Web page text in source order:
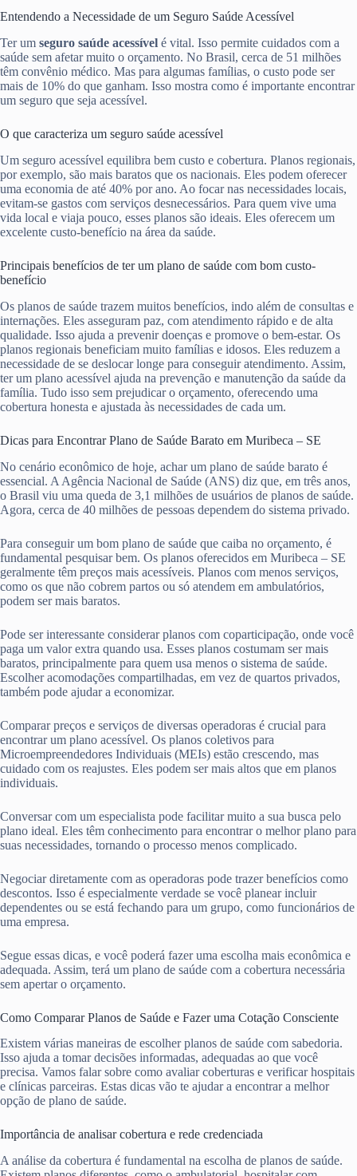
Entendendo a Necessidade de um Seguro Saúde Acessível
Ter um seguro saúde acessível é vital. Isso permite cuidados com a
saúde sem afetar muito o orçamento. No Brasil, cerca de 51 milhões
têm convênio médico. Mas para algumas famílias, o custo pode ser
mais de 10% do que ganham. Isso mostra como é importante encontrar
um seguro que seja acessível.
O que caracteriza um seguro saúde acessível
Um seguro acessível equilibra bem custo e cobertura. Planos regionais,
por exemplo, são mais baratos que os nacionais. Eles podem oferecer
uma economia de até 40% por ano. Ao focar nas necessidades locais,
evitam-se gastos com serviços desnecessários. Para quem vive uma
vida local e viaja pouco, esses planos são ideais. Eles oferecem um
excelente custo-benefício na área da saúde.
Principais benefícios de ter um plano de saúde com bom custo-
benefício
Os planos de saúde trazem muitos benefícios, indo além de consultas e
internações. Eles asseguram paz, com atendimento rápido e de alta
qualidade. Isso ajuda a prevenir doenças e promove o bem-estar. Os
planos regionais beneficiam muito famílias e idosos. Eles reduzem a
necessidade de se deslocar longe para conseguir atendimento. Assim,
ter um plano acessível ajuda na prevenção e manutenção da saúde da
família. Tudo isso sem prejudicar o orçamento, oferecendo uma
cobertura honesta e ajustada às necessidades de cada um.
Dicas para Encontrar Plano de Saúde Barato em Muribeca – SE
No cenário econômico de hoje, achar um plano de saúde barato é
essencial. A Agência Nacional de Saúde (ANS) diz que, em três anos,
o Brasil viu uma queda de 3,1 milhões de usuários de planos de saúde.
Agora, cerca de 40 milhões de pessoas dependem do sistema privado.
Para conseguir um bom plano de saúde que caiba no orçamento, é
fundamental pesquisar bem. Os planos oferecidos em Muribeca – SE
geralmente têm preços mais acessíveis. Planos com menos serviços,
como os que não cobrem partos ou só atendem em ambulatórios,
podem ser mais baratos.
Pode ser interessante considerar planos com coparticipação, onde você
paga um valor extra quando usa. Esses planos costumam ser mais
baratos, principalmente para quem usa menos o sistema de saúde.
Escolher acomodações compartilhadas, em vez de quartos privados,
também pode ajudar a economizar.
Comparar preços e serviços de diversas operadoras é crucial para
encontrar um plano acessível. Os planos coletivos para
Microempreendedores Individuais (MEIs) estão crescendo, mas
cuidado com os reajustes. Eles podem ser mais altos que em planos
individuais.
Conversar com um especialista pode facilitar muito a sua busca pelo
plano ideal. Eles têm conhecimento para encontrar o melhor plano para
suas necessidades, tornando o processo menos complicado.
Negociar diretamente com as operadoras pode trazer benefícios como
descontos. Isso é especialmente verdade se você planear incluir
dependentes ou se está fechando para um grupo, como funcionários de
uma empresa.
Segue essas dicas, e você poderá fazer uma escolha mais econômica e
adequada. Assim, terá um plano de saúde com a cobertura necessária
sem apertar o orçamento.
Como Comparar Planos de Saúde e Fazer uma Cotação Consciente
Existem várias maneiras de escolher planos de saúde com sabedoria.
Isso ajuda a tomar decisões informadas, adequadas ao que você
precisa. Vamos falar sobre como avaliar coberturas e verificar hospitais
e clínicas parceiras. Estas dicas vão te ajudar a encontrar a melhor
opção de plano de saúde.
Importância de analisar cobertura e rede credenciada
A análise da cobertura é fundamental na escolha de planos de saúde.